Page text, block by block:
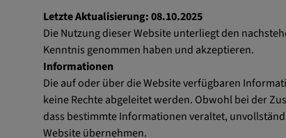
Letzte Aktualisierung: 08.10.2025
Die Nutzung dieser Website unterliegt den
Kenntnis genommen haben und akzeptieren.
Informationen
Die auf oder über die Website verfügbaren
keine Rechte abgeleitet werden. Obwohl bei der
dass bestimmte Informationen veraltet,
Website übernehmen.